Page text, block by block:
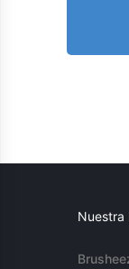
Nuestra